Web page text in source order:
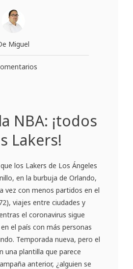
Miguel
NBA: ¡todos
Lakers!
los Lakers de Los Ángeles
en la burbuja de Orlando,
vez con menos partidos en el
viajes entre ciudades y
el coronavirus sigue
el país con más personas
Temporada nueva, pero el
una plantilla que parece
anterior, ¿alguien se